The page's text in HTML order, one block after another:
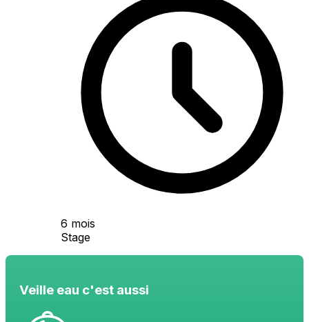
6 mois
Stage
Veille eau c'est aussi